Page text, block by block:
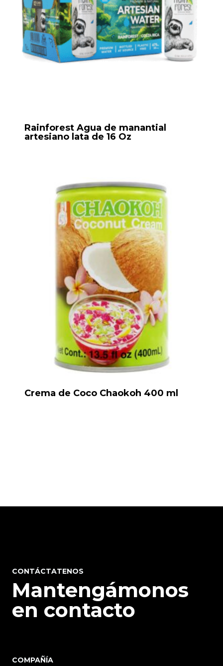
Rainforest Agua de manantial
artesiano lata de 16 Oz
Crema de Coco Chaokoh 400 ml
CONTÁCTATENOS
Mantengámonos
en contacto
COMPAÑÍA